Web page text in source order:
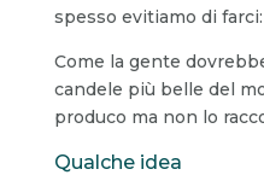
spesso evitiamo di farci:
Come la gente
candele più belle del
produco ma non lo
Qualche idea